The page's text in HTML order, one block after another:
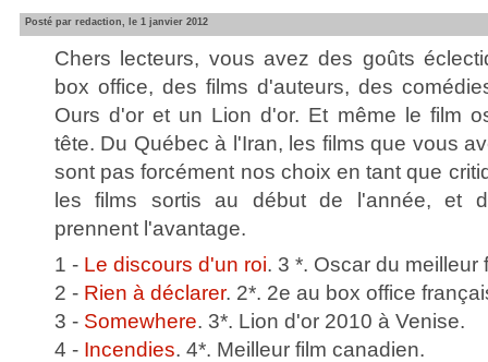
Posté par redaction, le 1 janvier 2012
Chers lecteurs, vous avez des goûts
box office, des films d'auteurs, des
Ours d'or et un Lion d'or. Et même le film
tête. Du Québec à l'Iran, les films que vous
sont pas forcément nos choix en tant que
les films sortis au début de l'année, et
prennent l'avantage.
1 - Le discours d'un roi. 3 *. Oscar du meilleur
2 - Rien à déclarer. 2*. 2e au box office
3 - Somewhere. 3*. Lion d'or 2010 à Venise.
4 - Incendies. 4*. Meilleur film canadien.